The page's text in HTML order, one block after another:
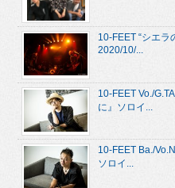
10-FEET “シエラ
2020/10/...
10-FEET Vo./
に』ソロイ...
10-FEET Ba./
ソロイ...